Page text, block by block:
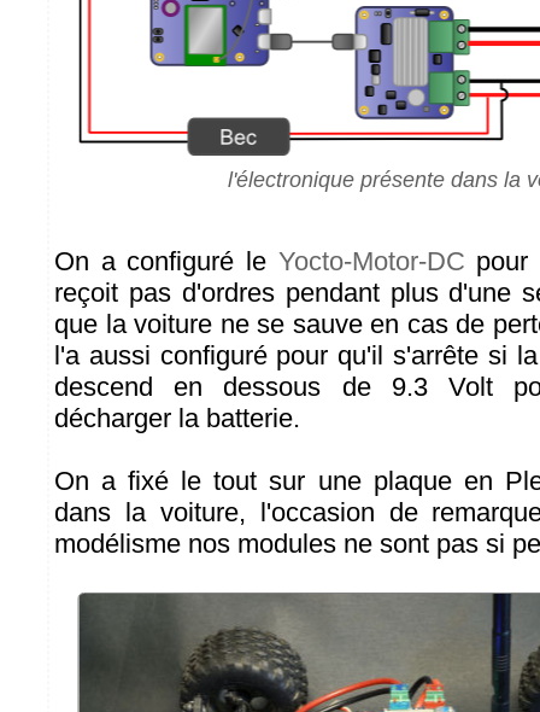
l'électronique présente dans la
On a configuré le Yocto-Motor-DC pour
reçoit pas d'ordres pendant plus d'une
que la voiture ne se sauve en cas de
l'a aussi configuré pour qu'il s'arrête si
descend en dessous de 9.3 Volt
décharger la batterie.
On a fixé le tout sur une plaque en
dans la voiture, l'occasion de
modélisme nos modules ne sont pas si